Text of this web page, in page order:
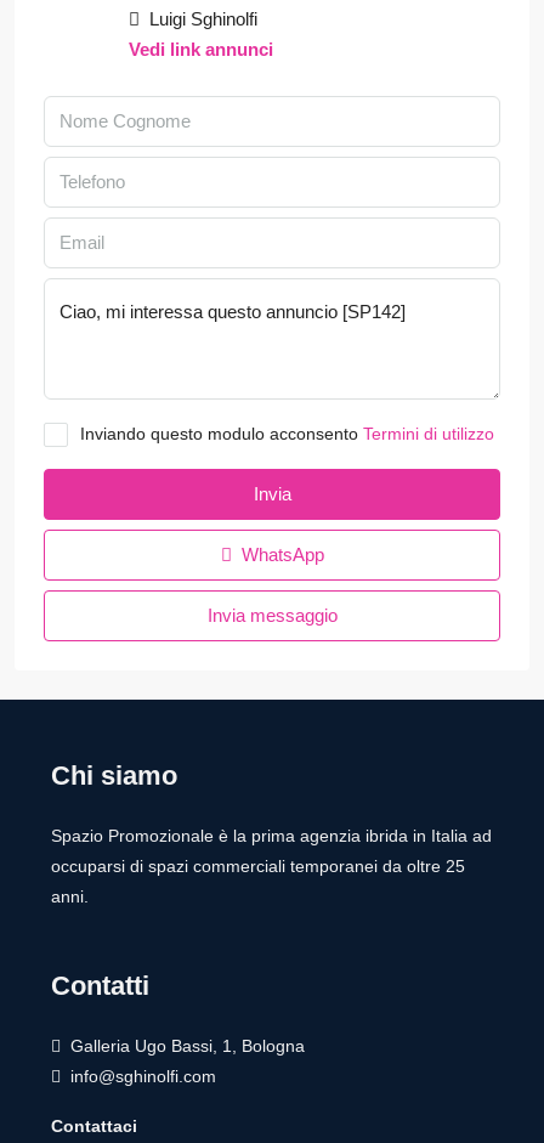
Luigi Sghinolfi
Vedi link annunci
Inviando questo modulo acconsento Termini di utilizzo
Invia
WhatsApp
Invia messaggio
Chi siamo
Spazio Promozionale è la prima agenzia ibrida in Italia ad
occuparsi di spazi commerciali temporanei da oltre 25
anni.
Contatti
Galleria Ugo Bassi, 1, Bologna
info@sghinolfi.com
Contattaci